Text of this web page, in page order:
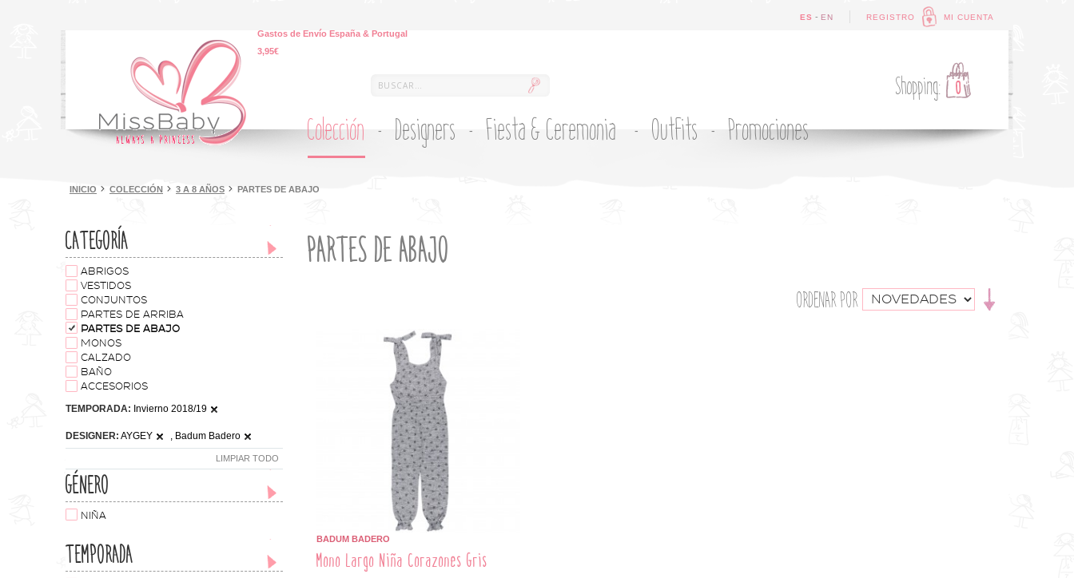
Gastos de Envío España & Portugal
3,95€
REGISTRO MI CUENTA
ES - EN
Shopping: 0
Colección Designers Fiesta & Ceremonia Outfits Promociones
INICIO COLECCIÓN 3 A 8 AÑOS PARTES DE ABAJO
CATEGORÍA
ABRIGOS
VESTIDOS
CONJUNTOS
PARTES DE ARRIBA
PARTES DE ABAJO
MONOS
CALZADO
BAÑO
ACCESORIOS
TEMPORADA: Invierno 2018/19
DESIGNER: AYGEY , Badum Badero
LIMPIAR TODO
GÉNERO
NIÑA
TEMPORADA
PARTES DE ABAJO
ORDENAR POR
BADUM BADERO
Mono Largo Niña Corazones Gris